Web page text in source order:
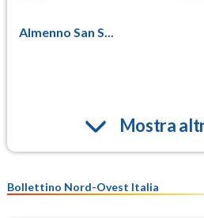
Almenno San S...
Mostra
Bollettino Nord-Ovest Italia